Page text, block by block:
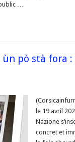
…
ùn pò stà fora
le 19 avril
Nazione
concret et